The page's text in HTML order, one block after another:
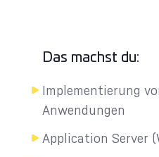
Das machst du:
Implementierung
Anwendungen
Application Server